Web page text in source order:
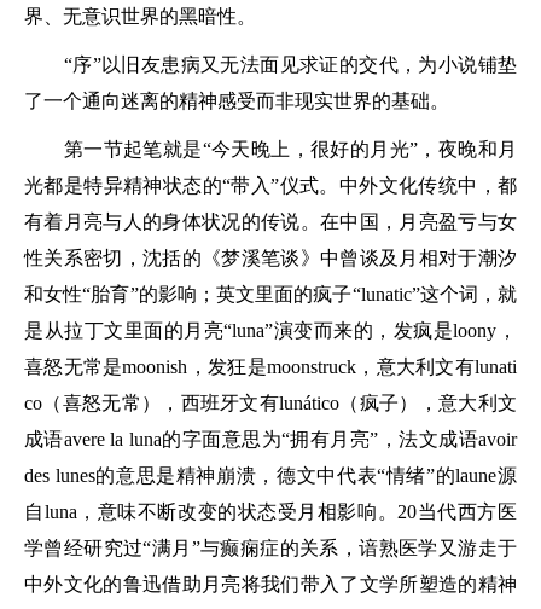
界、无意识世界的黑暗性。
“序”以旧友患病又无法面见求证的交代，为小说铺垫
了一个通向迷离的精神感受而非现实世界的基础。
第一节起笔就是“今天晚上，很好的月光”，夜晚和月
光都是特异精神状态的“带入”仪式。中外文化传统中，都
有着月亮与人的身体状况的传说。在中国，月亮盈亏与女
性关系密切，沈括的《梦溪笔谈》中曾谈及月相对于潮汐
和女性“胎育”的影响；英文里面的疯子“lunatic”这个词，就
是从拉丁文里面的月亮“luna”演变而来的，发疯是loony，
喜怒无常是moonish，发狂是moonstruck，意大利文有lunati
co（喜怒无常），西班牙文有lunático（疯子），意大利文
成语avere la luna的字面意思为“拥有月亮”，法文成语avoir
des lunes的意思是精神崩溃，德文中代表“情绪”的laune源
自luna，意味不断改变的状态受月相影响。20当代西方医
学曾经研究过“满月”与癫痫症的关系，谙熟医学又游走于
中外文化的鲁迅借助月亮将我们带入了文学所塑造的精神